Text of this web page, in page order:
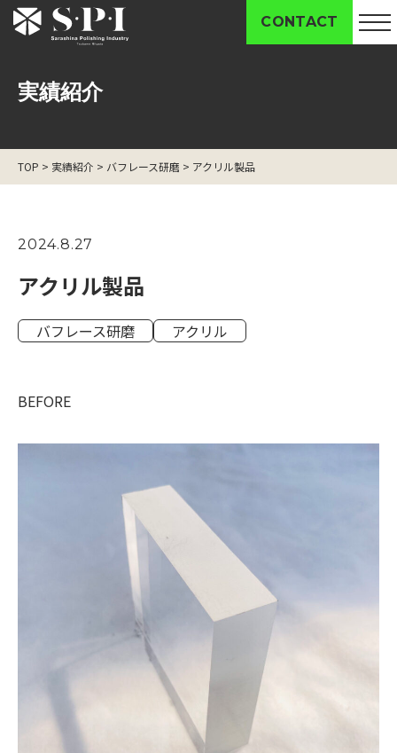
STRENGTH
私たちの強み
TECHNOLOGY
NUMBERS
数字で見るS・P・I
WORKS
よくあるご質問
COMPANY
STAFF BLOG
PRIVACY POLICY
CONTACT
実績紹介
TOP > 実績紹介 > バフレース研磨 > アクリル製品
2024.8.27
アクリル製品
バフレース研磨 アクリル
BEFORE